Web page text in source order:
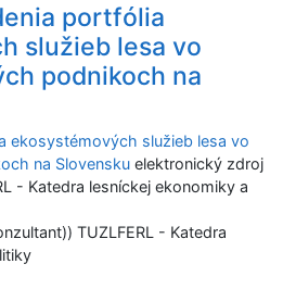
portfólia
služieb lesa vo
podnikoch na
ekosystémových služieb lesa vo
na Slovensku elektronický zdroj
- Katedra lesníckej ekonomiky a
TUZLFERL - Katedra